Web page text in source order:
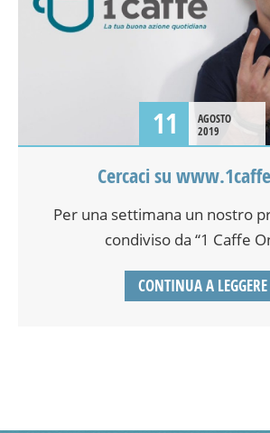
11
AGOSTO
2019
Cercaci su
Per una settimana un nostro
condiviso da “1 Caffe
CONTINUA A LEGGERE